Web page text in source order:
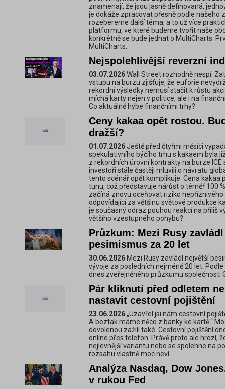
znamenají, že jsou jasně definovaná,
je dokáže zpracovat přesně podle našeho
rozebereme další téma, a to už více
platformu, ve které budeme tvořit naše
konkrétně se bude jednat o MultiCharts.
MultiCharts.
Nejspolehlivější reverzní
03.07.2026Wall Street rozhodně nespí.
vstupu na burzu zjišťuje, že euforie
rekordní výsledky nemusí stačit k růstu
míchá karty nejen v politice, ale i na
Co aktuálně hýbe finančními trhy?
Ceny kakaa opět rostou.
dražší?
01.07.2026Ještě před čtyřmi měsíci
spekulativního býčího trhu s kakaem byla
z rekordních úrovní kontrakty na burze
investoři stále častěji mluvili o návratu
tento scénář opět komplikuje. Cena kakaa
tunu, což představuje nárůst o téměř 100
začíná znovu oceňovat riziko
odpovídající za většinu světové produkce
je současný odraz pouhou reakcí na příliš
většího vzestupného pohybu?
Průzkum: Mezi Rusy
pesimismus za 20 let
30.06.2026 Mezi Rusy zavládl největší
vývoje za posledních nejméně 20 let.
dnes zveřejněného průzkumu společnosti
Pár kliknutí před odletem
nastavit cestovní pojištění
23.06.2026„Uzavřel jsi nám cestovní
A beztak máme něco z banky ke kartě.“
dovolenou zažili také. Cestovní pojištění
online přes telefon. Právě proto ale hrozí,
nejlevnější variantu nebo se spolehne na
rozsahu vlastně moc neví.
Analýza Nasdaq, Dow
v rukou Fed